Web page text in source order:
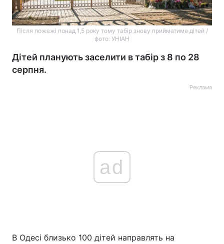
Після пожежі понад 1,5 року тому табір знову прийматиме дітей /
фото: УНІАН
Дітей планують заселити в табір з 8 по 28
серпня.
Реклама
ad
В Одесі близько 100 дітей направлять на